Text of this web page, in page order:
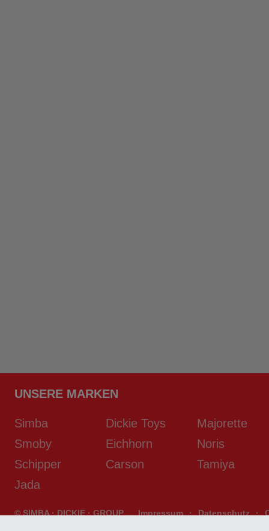
UNSERE MARKEN
Simba Dickie Toys
Majorette
Smoby
Eichhorn
Noris
Schipper
Carson
Tamiya
Jada
© SIMBA · DICKIE · GROUP Impressum · Datenschutz ·